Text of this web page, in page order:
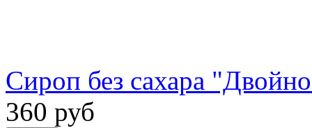
Сироп без сахара
360 руб